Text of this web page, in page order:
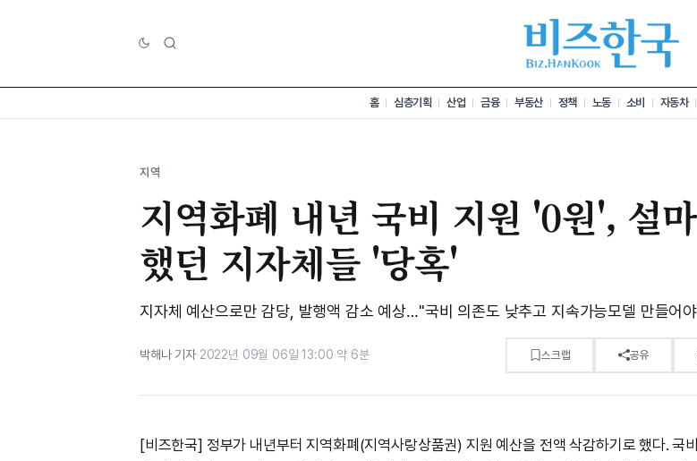
홈 심층기획 산업 금융 부동산 정책 노동 소비 자동차
지역
지역화폐 내년 국비 지원 '0원', 설마
했던 지자체들 '당혹'
지자체 예산으로만 감당, 발행액 감소 예상…"국비 의존도 낮추고 지속가능모델 만들어
박해나 기자·2022년 09월 06일 13:00·약 6분 스크랩 공유
[비즈한국] 정부가 내년부터 지역화폐(지역사랑상품권) 지원 예산을 전액 삭감하기로 했다. 국